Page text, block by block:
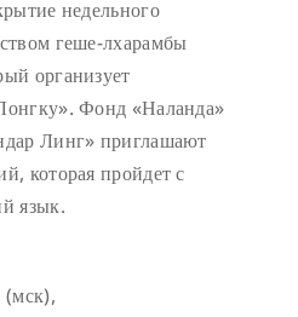
недельного
геше-лхарамбы
организует
Фонд «Наланда»
Линг» приглашают
которая пройдет с
язык.